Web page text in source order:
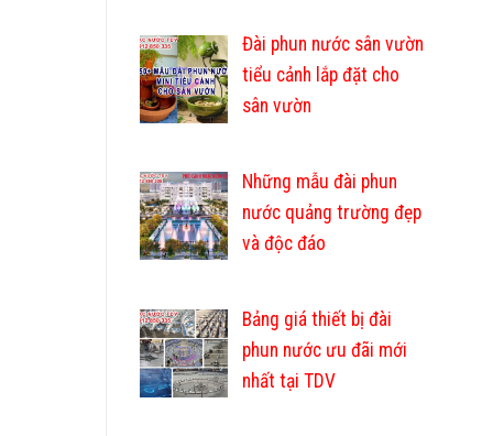
Đài phun nước sân vườn
tiểu cảnh lắp đặt cho
sân vườn
Những mẫu đài phun
nước quảng trường đẹp
và độc đáo
Bảng giá thiết bị đài
phun nước ưu đãi mới
nhất tại TDV